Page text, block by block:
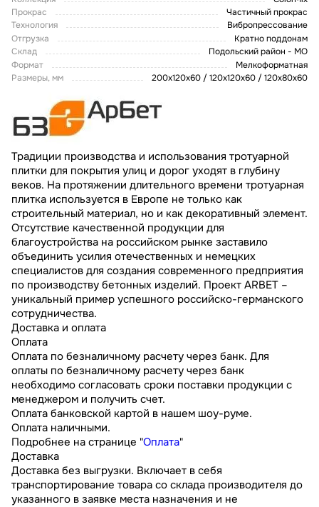
Прокрас
Частичный прокрас
Технология
Вибропрессование
Отгрузка
Кратно поддонам
Склад
Подольский район - МО
Формат
Мелкоформатная
Размеры, мм
200х120х60 / 120х120х60 / 120х80х60
Традиции производства и использования тротуарной
плитки для покрытия улиц и дорог уходят в глубину
веков. На протяжении длительного времени тротуарная
плитка используется в Европе не только как
строительный материал, но и как декоративный элемент.
Отсутствие качественной продукции для
благоустройства на российском рынке заставило
объединить усилия отечественных и немецких
специалистов для создания современного предприятия
по производству бетонных изделий. Проект ARBET –
уникальный пример успешного российско-германского
сотрудничества.
Доставка и оплата
Оплата
Оплата по безналичному расчету через банк. Для
оплаты по безналичному расчету через банк
необходимо согласовать сроки поставки продукции с
менеджером и получить счет.
Оплата банковской картой в нашем шоу-руме.
Оплата наличными.
Подробнее на странице "Оплата"
Доставка
Доставка без выгрузки. Включает в себя
транспортирование товара со склада производителя до
указанного в заявке места назначения и не